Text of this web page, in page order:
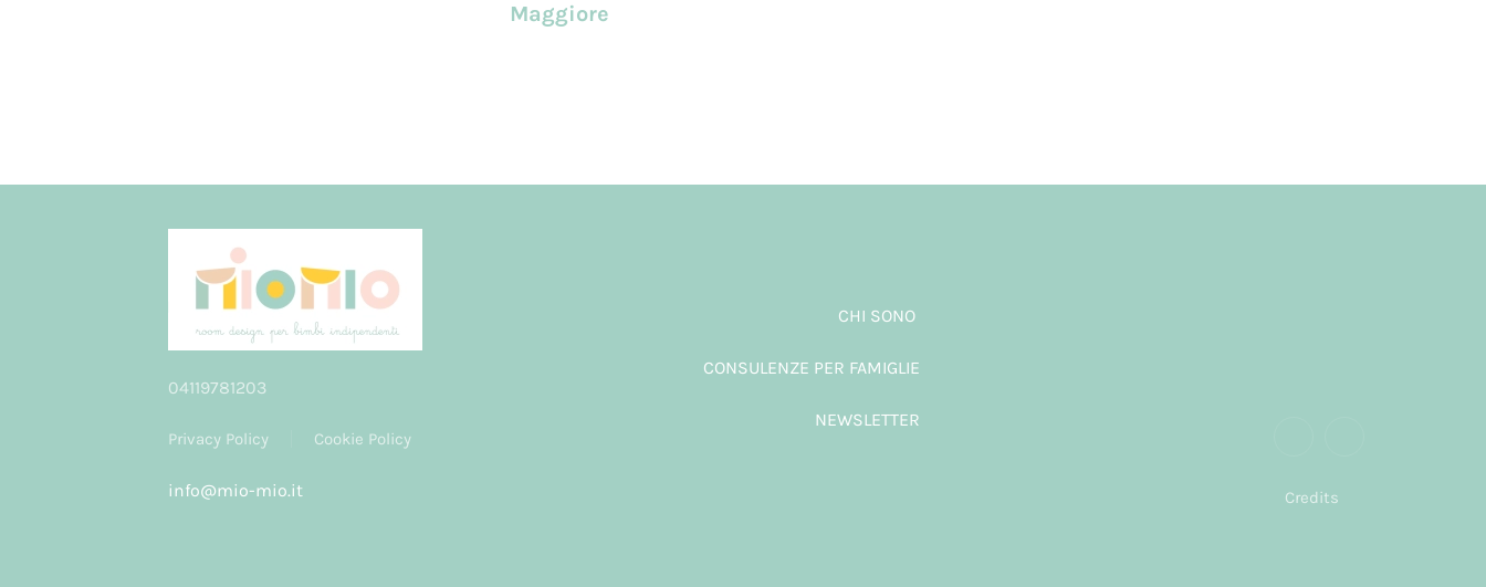
Maggiore
04119781203
Privacy Policy Cookie Policy
info@mio-mio.it
CHI SONO
CONSULENZE PER FAMIGLIE
NEWSLETTER
Credits